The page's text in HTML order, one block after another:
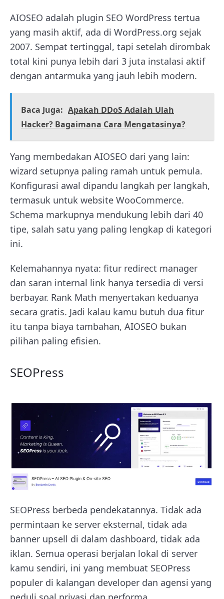
AIOSEO adalah plugin SEO WordPress tertua
yang masih aktif, ada di WordPress.org sejak
2007. Sempat tertinggal, tapi setelah dirombak
total kini punya lebih dari 3 juta instalasi aktif
dengan antarmuka yang jauh lebih modern.
Baca Juga: Apakah DDoS Adalah Ulah
Hacker? Bagaimana Cara Mengatasinya?
Yang membedakan AIOSEO dari yang lain:
wizard setupnya paling ramah untuk pemula.
Konfigurasi awal dipandu langkah per langkah,
termasuk untuk website WooCommerce.
Schema markupnya mendukung lebih dari 40
tipe, salah satu yang paling lengkap di kategori
ini.
Kelemahannya nyata: fitur redirect manager
dan saran internal link hanya tersedia di versi
berbayar. Rank Math menyertakan keduanya
secara gratis. Jadi kalau kamu butuh dua fitur
itu tanpa biaya tambahan, AIOSEO bukan
pilihan paling efisien.
SEOPress
SEOPress berbeda pendekatannya. Tidak ada
permintaan ke server eksternal, tidak ada
banner upsell di dalam dashboard, tidak ada
iklan. Semua operasi berjalan lokal di server
kamu sendiri, ini yang membuat SEOPress
populer di kalangan developer dan agensi yang